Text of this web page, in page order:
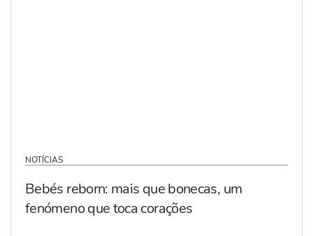
NOTÍCIAS
Bebés reborn: mais que bonecas, um
fenómeno que toca corações